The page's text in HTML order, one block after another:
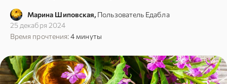
Марина Шиповская, Пользователь Едабла
25 декабря 2024
Время прочтения:4 минуты